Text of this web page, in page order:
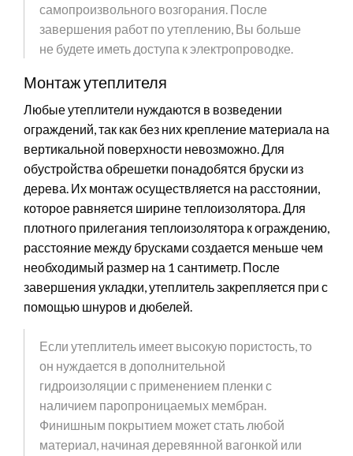
самопроизвольного возгорания. После
завершения работ по утеплению, Вы больше
не будете иметь доступа к электропроводке.
Монтаж утеплителя
Любые утеплители нуждаются в возведении
ограждений, так как без них крепление материала на
вертикальной поверхности невозможно. Для
обустройства обрешетки понадобятся бруски из
дерева. Их монтаж осуществляется на расстоянии,
которое равняется ширине теплоизолятора. Для
плотного прилегания теплоизолятора к ограждению,
расстояние между брусками создается меньше чем
необходимый размер на 1 сантиметр. После
завершения укладки, утеплитель закрепляется при с
помощью шнуров и дюбелей.
Если утеплитель имеет высокую пористость, то
он нуждается в дополнительной
гидроизоляции с применением пленки с
наличием паропроницаемых мембран.
Финишным покрытием может стать любой
материал, начиная деревянной вагонкой или